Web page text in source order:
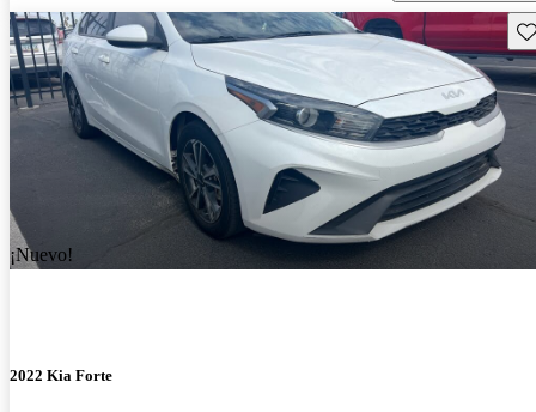
¡Nuevo!
2022 Kia Forte